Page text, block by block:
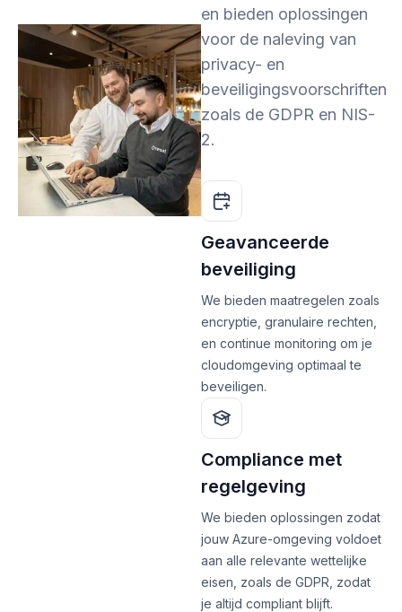
en bieden oplossingen
voor de naleving van
privacy- en
beveiligingsvoorschriften
zoals de GDPR en NIS-
2.
Geavanceerde
beveiliging
We bieden maatregelen zoals
encryptie, granulaire rechten,
en continue monitoring om je
cloudomgeving optimaal te
beveiligen.
Compliance met
regelgeving
We bieden oplossingen zodat
jouw Azure-omgeving voldoet
aan alle relevante wettelijke
eisen, zoals de GDPR, zodat
je altijd compliant blijft.